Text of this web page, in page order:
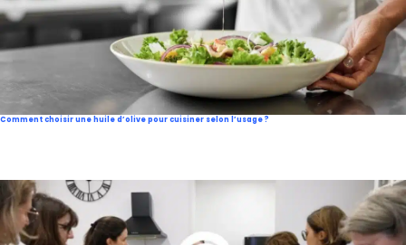
Comment choisir une huile d’olive pour cuisiner selon l’usage ?